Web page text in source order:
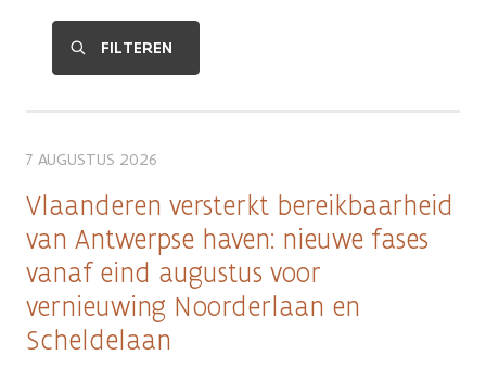
7 AUGUSTUS 2026
Vlaanderen versterkt bereikbaarheid
van Antwerpse haven: nieuwe fases
vanaf eind augustus voor
vernieuwing Noorderlaan en
Scheldelaan